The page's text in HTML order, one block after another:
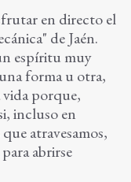
en directo el
de Jaén.
espíritu muy
forma u otra,
vida porque,
incluso en
atravesamos,
abrirse